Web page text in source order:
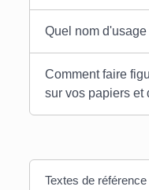
Quel nom
Comment faire
sur vos papiers et
Textes de référence